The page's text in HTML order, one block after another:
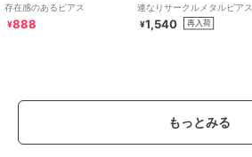
存在感のあるピアス
¥888
連なりサークルメタルピアス
¥1,540 再入荷
もっとみる